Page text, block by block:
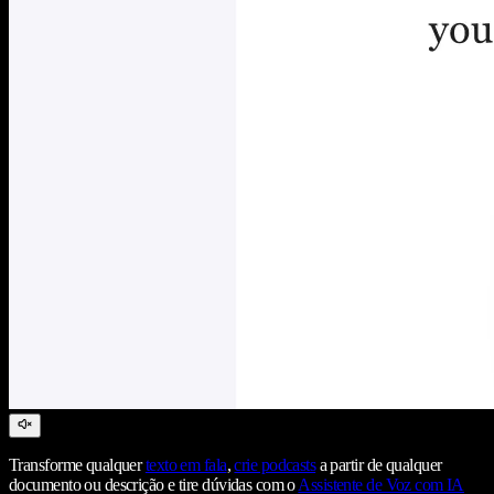
Transforme qualquertexto em fala,crie podcastsa partir de qualquer
documento ou descrição e tire dúvidas com oAssistente de Voz com IA